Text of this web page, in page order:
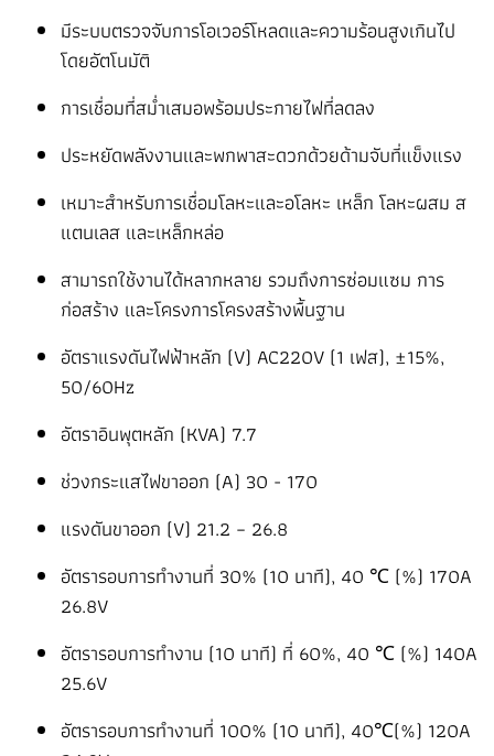
มีระบบตรวจจับการโอเวอร์โหลดและความร้อนสูงเกินไป
โดยอัตโนมัติ
การเชื่อมที่สม่ำเสมอพร้อมประกายไฟที่ลดลง
ประหยัดพลังงานและพกพาสะดวกด้วยด้ามจับที่แข็งแรง
เหมาะสำหรับการเชื่อมโลหะและอโลหะ เหล็ก โลหะผสม ส
แตนเลส และเหล็กหล่อ
สามารถใช้งานได้หลากหลาย รวมถึงการซ่อมแซม การ
ก่อสร้าง และโครงการโครงสร้างพื้นฐาน
อัตราแรงดันไฟฟ้าหลัก (V) AC220V (1 เฟส), ±15%,
50/60Hz
อัตราอินพุตหลัก (KVA) 7.7
ช่วงกระแสไฟขาออก (A) 30 - 170
แรงดันขาออก (V) 21.2 – 26.8
อัตรารอบการทำงานที่ 30% (10 นาที), 40 ℃ (%) 170A
26.8V
อัตรารอบการทำงาน (10 นาที) ที่ 60%, 40 ℃ (%) 140A
25.6V
อัตรารอบการทำงานที่ 100% (10 นาที), 40℃(%) 120A